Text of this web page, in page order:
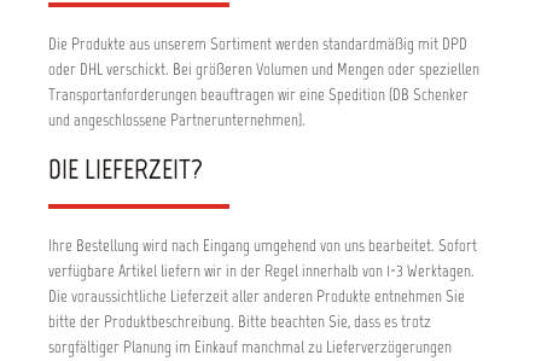
Die Produkte aus unserem Sortiment werden standardmäßig mit DPD
oder DHL verschickt. Bei größeren Volumen und Mengen oder speziellen
Transportanforderungen beauftragen wir eine Spedition (DB Schenker
und angeschlossene Partnerunternehmen).
DIE LIEFERZEIT?
Ihre Bestellung wird nach Eingang umgehend von uns bearbeitet. Sofort
verfügbare Artikel liefern wir in der Regel innerhalb von 1-3 Werktagen.
Die voraussichtliche Lieferzeit aller anderen Produkte entnehmen Sie
bitte der Produktbeschreibung. Bitte beachten Sie, dass es trotz
sorgfältiger Planung im Einkauf manchmal zu Lieferverzögerungen